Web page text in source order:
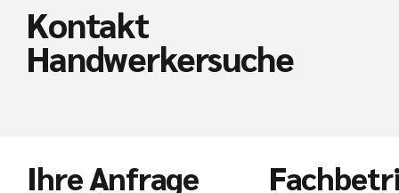
Kontakt
Handwerkersuche
Ihre Anfrage